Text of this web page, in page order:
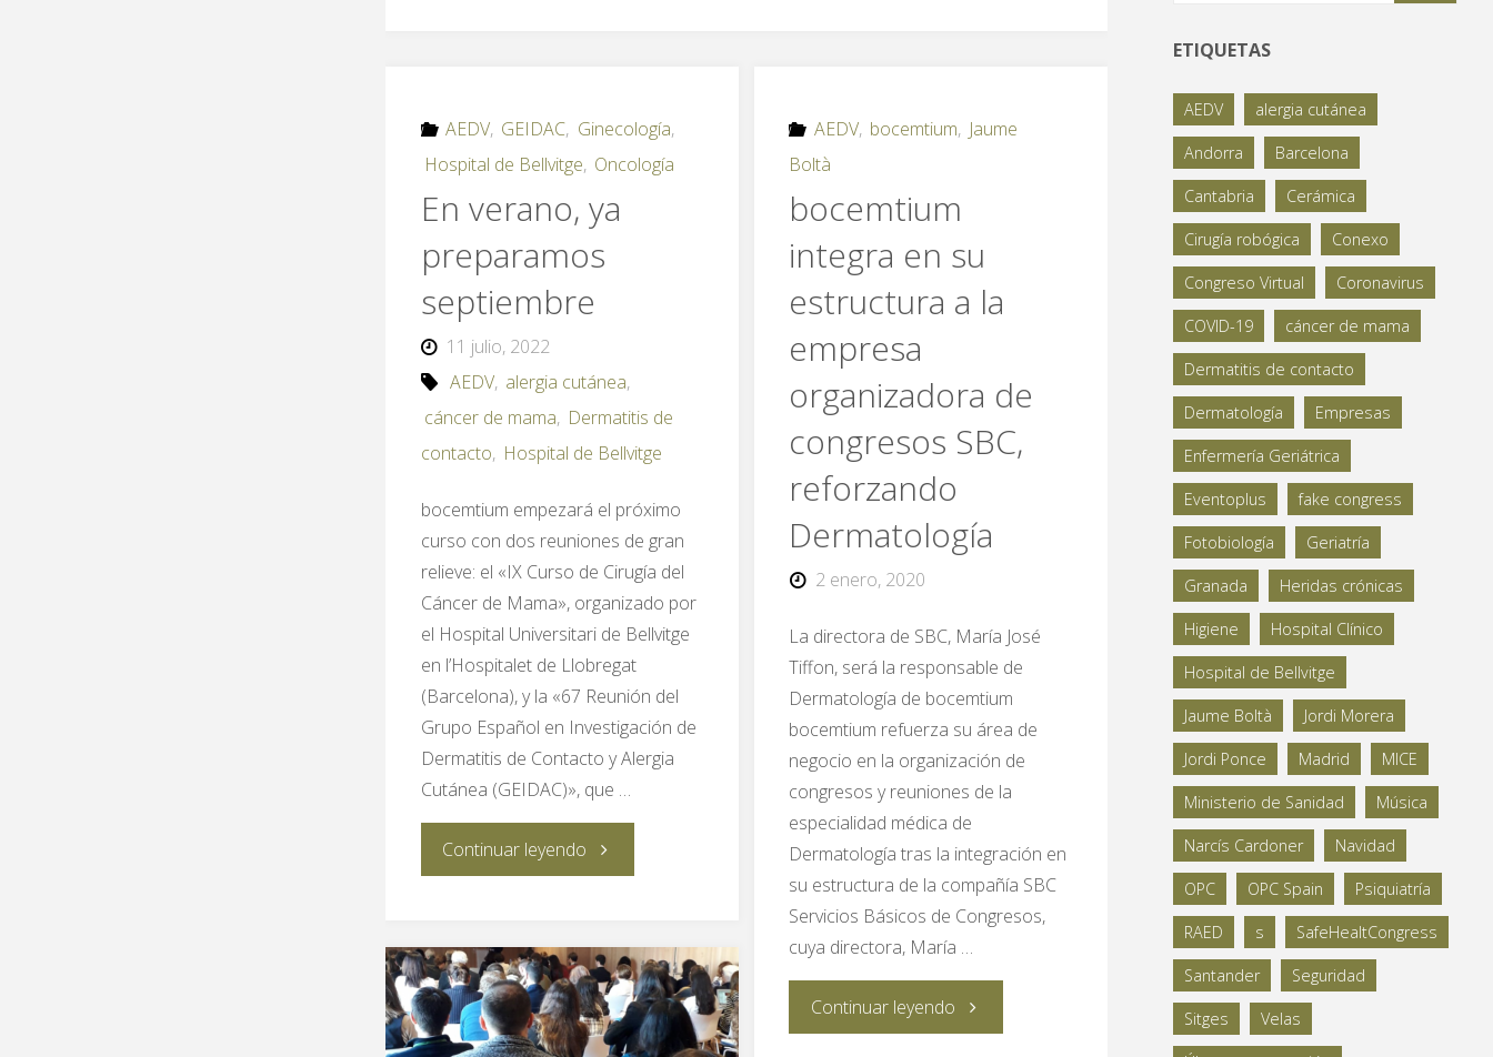
AEDV, GEIDAC, Ginecología,
Hospital de Bellvitge, Oncología
En verano, ya
preparamos
septiembre
11 julio, 2022
AEDV, alergia cutánea,
cáncer de mama, Dermatitis de
contacto, Hospital de Bellvitge
bocemtium empezará el próximo
curso con dos reuniones de gran
relieve: el «IX Curso de Cirugía del
Cáncer de Mama», organizado por
el Hospital Universitari de Bellvitge
en l’Hospitalet de Llobregat
(Barcelona), y la «67 Reunión del
Grupo Español en Investigación de
Dermatitis de Contacto y Alergia
Cutánea (GEIDAC)», que …
Continuar leyendo "En
ya
preparamos
AEDV, bocemtium, Jaume
Boltà
bocemtium
integra en su
estructura a la
empresa
organizadora de
congresos SBC,
reforzando
Dermatología
2 enero, 2020
La directora de SBC, María José
Tiffon, será la responsable de
Dermatología de bocemtium
bocemtium refuerza su área de
negocio en la organización de
congresos y reuniones de la
especialidad médica de
Dermatología tras la integración en
su estructura de la compañía SBC
Servicios Básicos de Congresos,
cuya directora, María …
Continuar leyendo"bocemtium
ETIQUETAS
AEDV alergia cutánea
Andorra Barcelona
Cantabria Cerámica
Cirugía robógica Conexo
Congreso Virtual Coronavirus
COVID-19 cáncer de mama
Dermatitis de contacto
Dermatología Empresas
Enfermería Geriátrica
Eventoplus fake congress
Fotobiología Geriatría
Granada Heridas crónicas
Higiene Hospital Clínico
Hospital de Bellvitge
Jaume Boltà Jordi Morera
Jordi Ponce Madrid MICE
Ministerio de Sanidad Música
Narcís Cardoner Navidad
OPC OPC Spain Psiquiatría
RAED s SafeHealtCongress
Santander Seguridad
Sitges Velas